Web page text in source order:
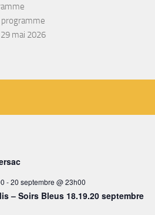
programme
mai 2026
-20 septembre @ 23h00
– Soirs Bleus 18.19.20 septembre